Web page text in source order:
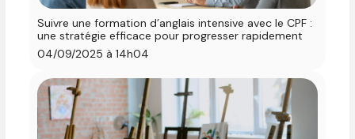
Suivre une ​​formation d’anglais intensive avec le CPF :
une stratégie efficace pour progresser rapidement
04/09/2025 à 14h04